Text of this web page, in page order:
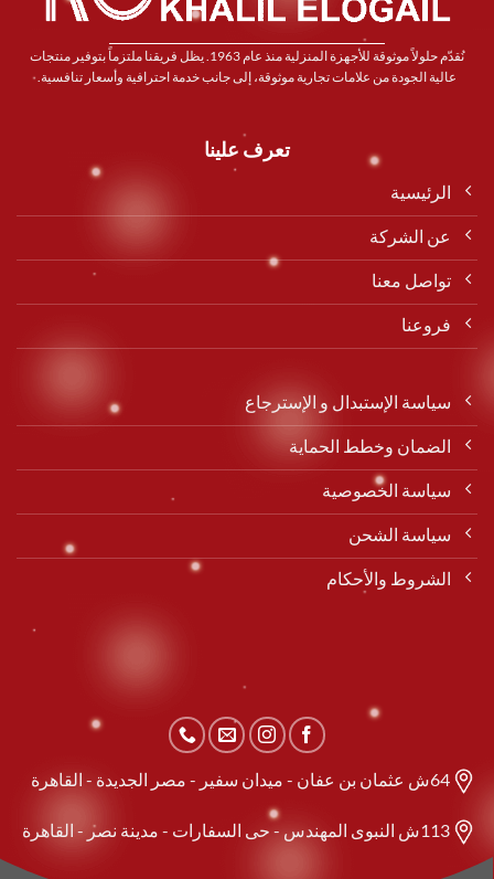
نُقدّم حلولاً موثوقة للأجهزة المنزلية منذ عام 1963. يظل فريقنا ملتزماً بتوفير منتجات
عالية الجودة من علامات تجارية موثوقة، إلى جانب خدمة احترافية وأسعار تنافسية.
تعرف علينا
الرئيسية
عن الشركة
تواصل معنا
فروعنا
سياسة الإستبدال و الإسترجاع
الضمان وخطط الحماية
سياسة الخصوصية
سياسة الشحن
الشروط والأحكام
64ش عثمان بن عفان - ميدان سفير - مصر الجديدة - القاهرة
113ش النبوى المهندس - حى السفارات - مدينة نصر - القاهرة